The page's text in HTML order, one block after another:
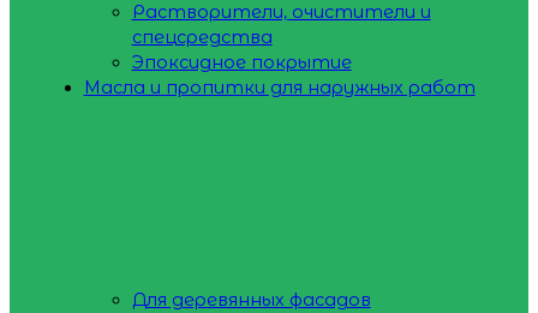
Растворители, очистители и
спецсредства
Эпоксидное покрытие
Масла и пропитки для наружных работ
Для деревянных фасадов